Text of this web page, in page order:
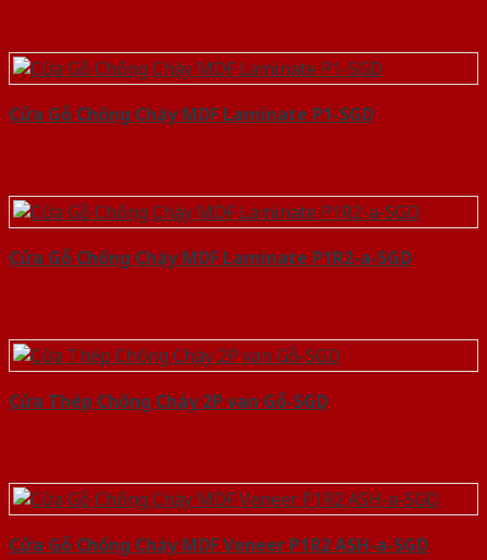
Cửa Gỗ Chống Cháy MDF Laminate P1-SGD
Cửa Gỗ Chống Cháy MDF Laminate P1R2-a-SGD
Cửa Thép Chống Cháy 2P van Gỗ-SGD
Cửa Gỗ Chống Cháy MDF Veneer P1R2 ASH-a-SGD